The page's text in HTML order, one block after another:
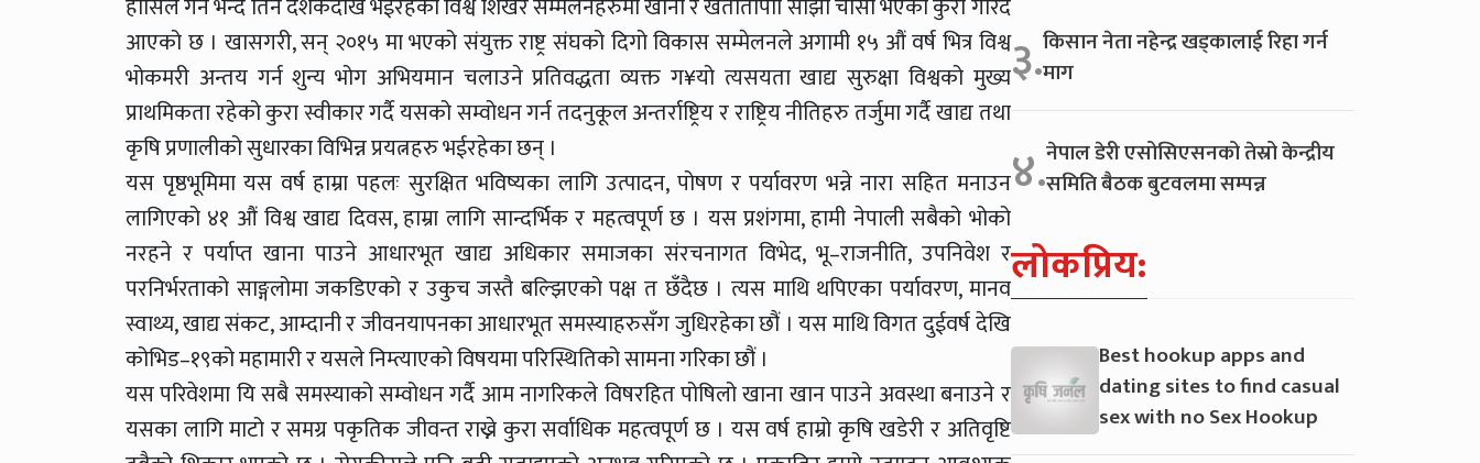
आएको छ । खासगरी, सन् २०१५ मा भएको संयुक्त राष्ट्र संघको दिगो विकास सम्मेलनले अगामी १५ औं वर्ष भित्र विश्व
भोकमरी अन्तय गर्न शुन्य भोग अभियमान चलाउने प्रतिवद्धता व्यक्त ग¥यो त्यसयता खाद्य सुरुक्षा विश्वको मुख्य
प्राथमिकता रहेको कुरा स्वीकार गर्दै यसको सम्वोधन गर्न तदनुकूल अन्तर्राष्ट्रिय र राष्ट्रिय नीतिहरु तर्जुमा गर्दै खाद्य तथा
कृषि प्रणालीको सुधारका विभिन्न प्रयत्नहरु भईरहेका छन् ।
यस पृष्ठभूमिमा यस वर्ष हाम्रा पहलः सुरक्षित भविष्यका लागि उत्पादन, पोषण र पर्यावरण भन्ने नारा सहित मनाउन
लागिएको ४१ औं विश्व खाद्य दिवस, हाम्रा लागि सान्दर्भिक र महत्वपूर्ण छ । यस प्रशंगमा, हामी नेपाली सबैको भोको
नरहने र पर्याप्त खाना पाउने आधारभूत खाद्य अधिकार समाजका संरचनागत विभेद, भू–राजनीति, उपनिवेश र
परनिर्भरताको साङ्गलोमा जकडिएको र उकुच जस्तै बल्झिएको पक्ष त छँदैछ । त्यस माथि थपिएका पर्यावरण, मानव
स्वाथ्य, खाद्य संकट, आम्दानी र जीवनयापनका आधारभूत समस्याहरुसँग जुधिरहेका छौं । यस माथि विगत दुईवर्ष देखि
कोभिड–१९को महामारी र यसले निम्त्याएको विषयमा परिस्थितिको सामना गरिका छौं ।
यस परिवेशमा यि सबै समस्याको सम्वोधन गर्दै आम नागरिकले विषरहित पोषिलो खाना खान पाउने अवस्था बनाउने र
यसका लागि माटो र समग्र पकृतिक जीवन्त राख्ने कुरा सर्वाधिक महत्वपूर्ण छ । यस वर्ष हाम्रो कृषि खडेरी र अतिवृष्टि
३.किसान नेता नहेन्द्र खड्कालाई रिहा गर्न
माग
४.नेपाल डेरी एसोसिएसनको तेस्रो केन्द्रीय
समिति बैठक बुटवलमा सम्पन्न
लोकप्रिय:
Best hookup apps and
dating sites to find casual
sex with no Sex Hookup